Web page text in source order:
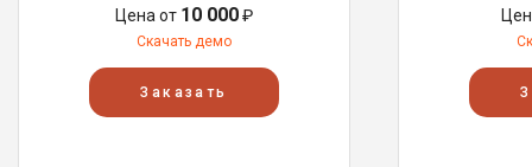
Цена от 10 000₽
Скачать демо
Заказать